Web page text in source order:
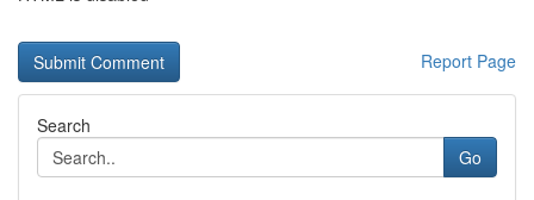
Report Page
Search
Go